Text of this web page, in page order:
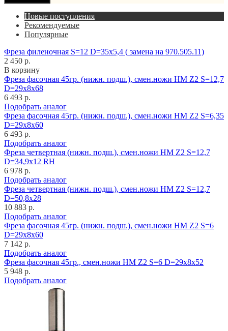
Новые поступления
Рекомендуемые
Популярные
Фреза филеночная S=12 D=35x5,4 ( замена на 970.505.11)
2 450 р.
В корзину
Фреза фасочная 45гр. (нижн. подш.), смен.ножи HM Z2 S=12,7
D=29x8x68
6 493 р.
Подобрать аналог
Фреза фасочная 45гр. (нижн. подш.), смен.ножи HM Z2 S=6,35
D=29x8x60
6 493 р.
Подобрать аналог
Фреза четвертная (нижн. подш.), смен.ножи HM Z2 S=12,7
D=34,9x12 RH
6 978 р.
Подобрать аналог
Фреза четвертная (нижн. подш.), смен.ножи HM Z2 S=12,7
D=50,8x28
10 883 р.
Подобрать аналог
Фреза фасочная 45гр. (нижн. подш.), смен.ножи HM Z2 S=6
D=29x8x60
7 142 р.
Подобрать аналог
Фреза фасочная 45гр., смен.ножи HM Z2 S=6 D=29x8x52
5 948 р.
Подобрать аналог